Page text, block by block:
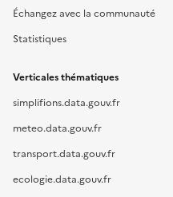
Échangez avec la communauté
Statistiques
Verticales thématiques
simplifions.data.gouv.fr
meteo.data.gouv.fr
transport.data.gouv.fr
ecologie.data.gouv.fr